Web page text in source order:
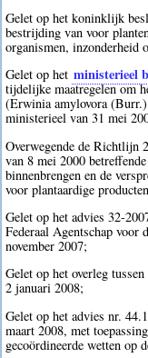
Gelet op het koninklijk
bestrijding van voor
organismen, inzonderheid
Gelet op het ministerieel
tijdelijke maatregelen om
(Erwinia amylovora
ministerieel van 31 mei
Overwegende de Richtlijn
van 8 mei 2000
binnenbrengen en de
voor plantaardige
Gelet op het advies 32-
Federaal Agentschap voor
november 2007;
Gelet op het overleg
2 januari 2008;
Gelet op het advies nr.
maart 2008, met
gecoördineerde wetten op